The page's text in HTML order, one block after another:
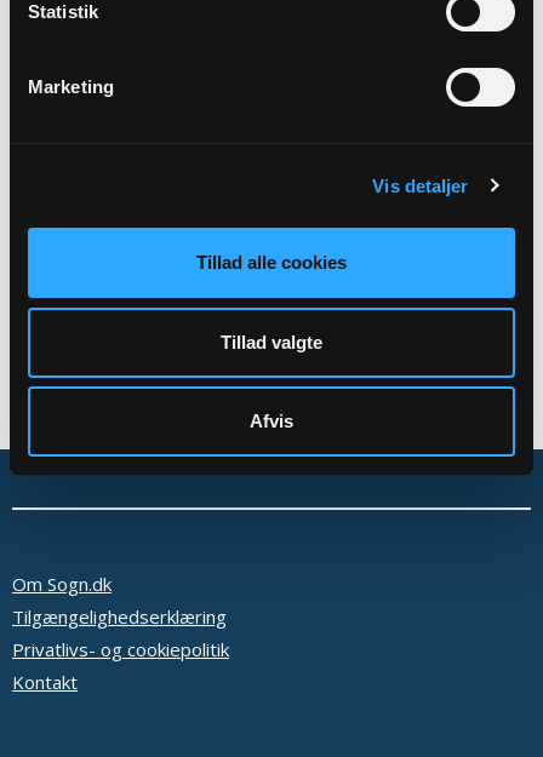
Statistik
Marketing
Vis detaljer
Tillad alle cookies
Tillad valgte
Afvis
Se mere: https://www.vorfrue-vindinge.dk/b/krea-
Tilbage
Om Sogn.dk
Tilgængelighedserklæring
Privatlivs- og cookiepolitik
Kontakt